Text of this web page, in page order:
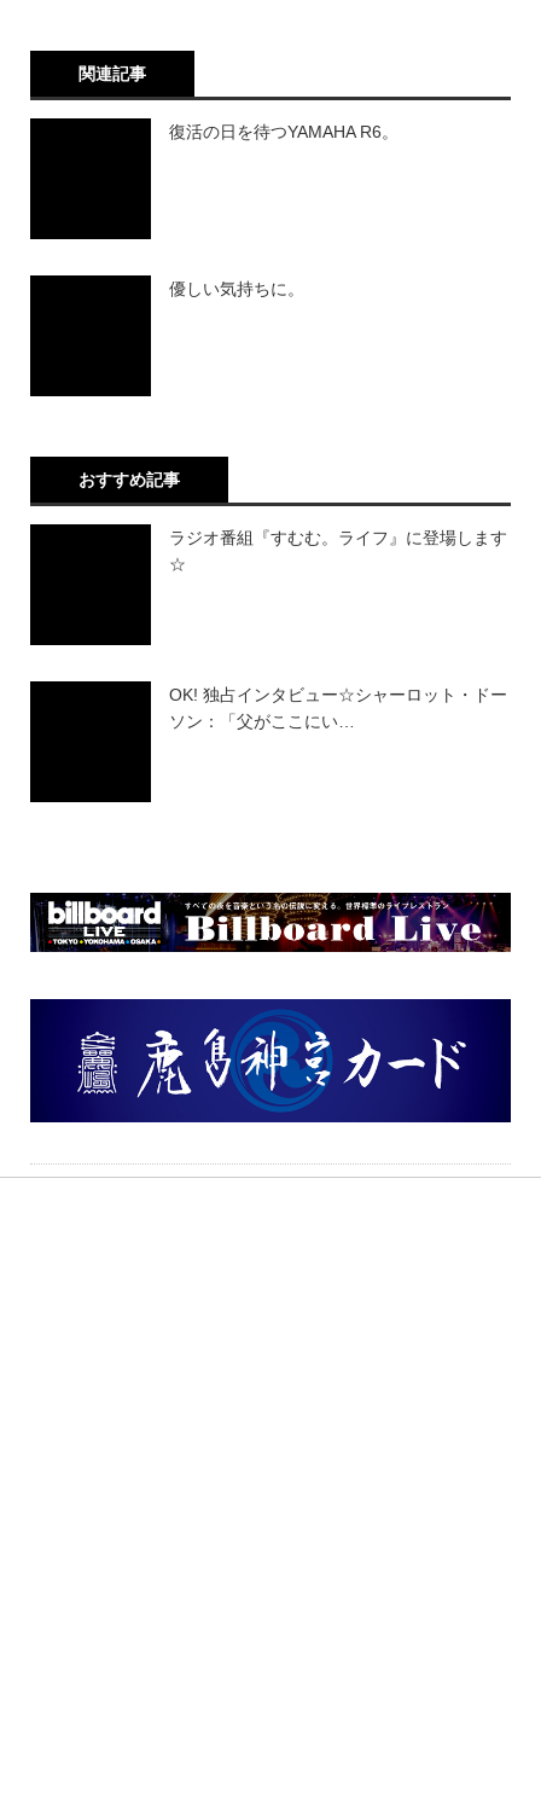
関連記事
復活の日を待つYAMAHA R6。
優しい気持ちに。
おすすめ記事
ラジオ番組『すむむ。ライフ』に登場します
☆
OK! 独占インタビュー☆シャーロット・ドー
ソン：「父がここにい…